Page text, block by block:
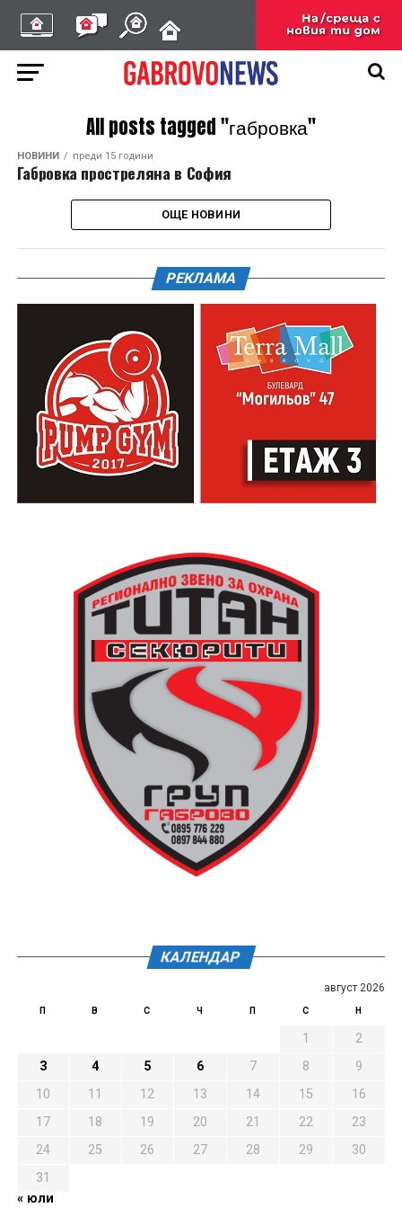
All posts tagged "габровка"
НОВИНИ преди 15 години
Габровка простреляна в София
ОЩЕ НОВИНИ
РЕКЛАМА
КАЛЕНДАР
август 2026
П В С Ч П С Н
1
2
3
4 5 6 7 8
9
10
11 12 13 14 15
16
17
18 19 20 21 22
23
24
25 26 27 28 29
30
31
« юли